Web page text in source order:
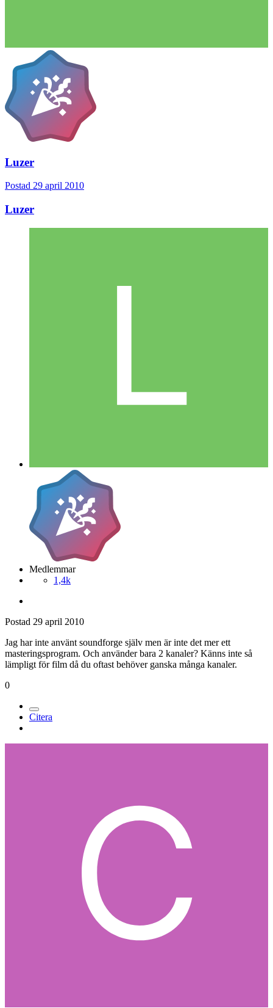
Luzer
Postad 29 april 2010
Luzer
Medlemmar
1,4k
Postad 29 april 2010
Jag har inte använt soundforge själv men är inte det mer ett
masteringsprogram. Och använder bara 2 kanaler? Känns inte så
lämpligt för film då du oftast behöver ganska många kanaler.
0
Citera